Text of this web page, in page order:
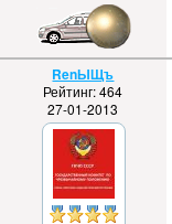
RenЫЩъ
Рейтинг: 464
27-01-2013